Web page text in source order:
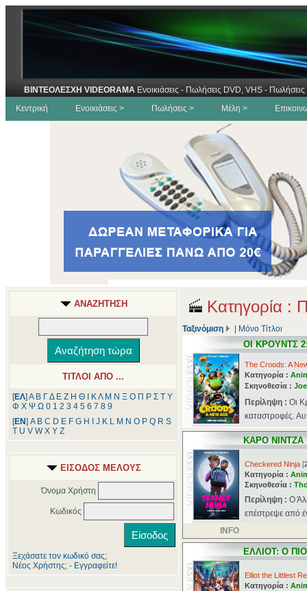
ΒΙΝΤΕΟΛΕΣΧΗ VIDEORAMA Ενοικιάσεις - Πωλήσεις DVD, VHS -
Κεντρική
Ενοικιάσεις > Πωλήσεις > Μέλη >
ΑΝΑΖΗΤΗΣΗ
ΤΙΤΛΟΙ ΑΠΟ ...
[ΕΛ] Α Β ΓΔ Ε Ζ Η Θ ΚΛ Μ Ν Ξ Ο Π Ρ Σ Τ Υ
Φ Χ Ψ Ω 0 1 2 3 4 5 6 7 8 9
[ΕΝ] A B C D E F G H J K L M N O P Q R S
T U V W X Y Z
ΕΙΣΟΔΟΣ ΜΕΛΟΥΣ
Όνομα Χρήστη
Κωδικός
Ξεχάσατε τον κωδικό σας;
Νέος Χρήστης; - Εγγραφείτε!
Κατηγορία :
Ταξινόμιση Μόνο Τίτλοι
ΟΙ ΚΡΟΥΝΤΣ
The Croods: A
Κατηγορία :
Σκηνοθεσία :
Περίληψη : Οι
καταστροφές.
ΚΑΡΟ ΝΙΝΤΖΑ
Checkered Ninja [
Κατηγορία :
Σκηνοθεσία :
Περίληψη : Ο
επέστρεψε από
INFO
ΕΛΛΙΟΤ: Ο
Elliot the Littlest
Κατηγορία :